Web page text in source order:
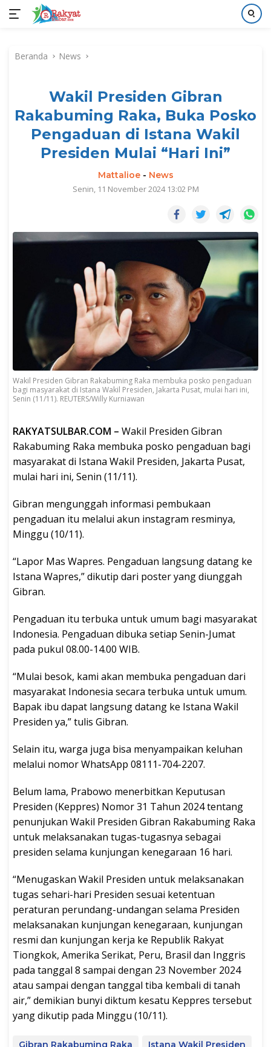
kontenBeranda News
Wakil Presiden Gibran
Rakabuming Raka, Buka Posko
Pengaduan di Istana Wakil
Presiden Mulai “Hari Ini”
Mattalioe- News
Senin, 11 November 2024 13:02 PM
Wakil Presiden Gibran Rakabuming Raka membuka posko pengaduan
bagi masyarakat di Istana Wakil Presiden, Jakarta Pusat, mulai hari ini,
Senin (11/11). REUTERS/Willy Kurniawan
RAKYATSULBAR.COM – Wakil Presiden Gibran
Rakabuming Raka membuka posko pengaduan bagi
masyarakat di Istana Wakil Presiden, Jakarta Pusat,
mulai hari ini, Senin (11/11).
Gibran mengunggah informasi pembukaan
pengaduan itu melalui akun instagram resminya,
Minggu (10/11).
“Lapor Mas Wapres. Pengaduan langsung datang ke
Istana Wapres,” dikutip dari poster yang diunggah
Gibran.
Pengaduan itu terbuka untuk umum bagi masyarakat
Indonesia. Pengaduan dibuka setiap Senin-Jumat
pada pukul 08.00-14.00 WIB.
“Mulai besok, kami akan membuka pengaduan dari
masyarakat Indonesia secara terbuka untuk umum.
Bapak ibu dapat langsung datang ke Istana Wakil
Presiden ya,” tulis Gibran.
Selain itu, warga juga bisa menyampaikan keluhan
melalui nomor WhatsApp 08111-704-2207.
Belum lama, Prabowo menerbitkan Keputusan
Presiden (Keppres) Nomor 31 Tahun 2024 tentang
penunjukan Wakil Presiden Gibran Rakabuming Raka
untuk melaksanakan tugas-tugasnya sebagai
presiden selama kunjungan kenegaraan 16 hari.
“Menugaskan Wakil Presiden untuk melaksanakan
tugas sehari-hari Presiden sesuai ketentuan
peraturan perundang-undangan selama Presiden
melaksanakan kunjungan kenegaraan, kunjungan
resmi dan kunjungan kerja ke Republik Rakyat
Tiongkok, Amerika Serikat, Peru, Brasil dan Inggris
pada tanggal 8 sampai dengan 23 November 2024
atau sampai dengan tanggal tiba kembali di tanah
air,” demikian bunyi diktum kesatu Keppres tersebut
yang dikutip pada Minggu (10/11).
Gibran Rakabuming Raka
Istana Wakil Presiden